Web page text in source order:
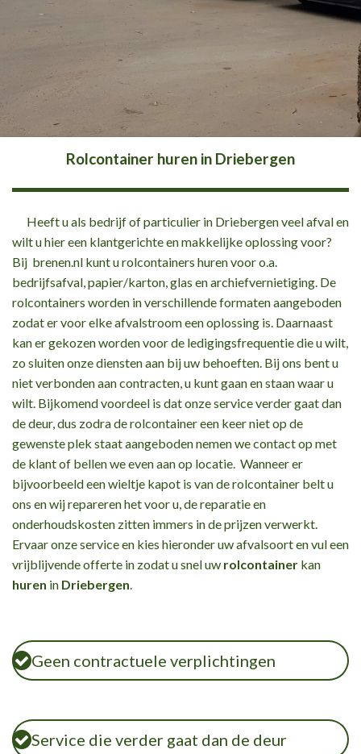
Rolcontainer huren in Driebergen
Heeft u als bedrijf of particulier in Driebergen veel afval en
wilt u hier een klantgerichte en makkelijke oplossing voor?
Bij brenen.nl kunt u rolcontainers huren voor o.a.
bedrijfsafval, papier/karton, glas en archiefvernietiging. De
rolcontainers worden in verschillende formaten aangeboden
zodat er voor elke afvalstroom een oplossing is. Daarnaast
kan er gekozen worden voor de ledigingsfrequentie die u wilt,
zo sluiten onze diensten aan bij uw behoeften. Bij ons bent u
niet verbonden aan contracten, u kunt gaan en staan waar u
wilt. Bijkomend voordeel is dat onze service verder gaat dan
de deur, dus zodra de rolcontainer een keer niet op de
gewenste plek staat aangeboden nemen we contact op met
de klant of bellen we even aan op locatie. Wanneer er
bijvoorbeeld een wieltje kapot is van de rolcontainer belt u
ons en wij repareren het voor u, de reparatie en
onderhoudskosten zitten immers in de prijzen verwerkt.
Ervaar onze service en kies hieronder uw afvalsoort en vul een
vrijblijvende offerte in zodat u snel uw rolcontainer kan
huren in Driebergen.
Geen contractuele verplichtingen
Service die verder gaat dan de deur